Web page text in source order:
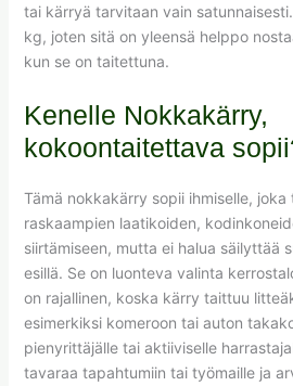
tai kärryä tarvitaan vain
kg, joten sitä on yleensä helppo
kun se on taitettuna.
Kenelle Nokkakärry,
kokoontaitettava
Tämä nokkakärry sopii ihmiselle,
raskaampien laatikoiden,
siirtämiseen, mutta ei halua säilyttää
esillä. Se on luonteva valinta
on rajallinen, koska kärry taittuu
esimerkiksi komeroon tai auton
pienyrittäjälle tai aktiiviselle
tavaraa tapahtumiin tai työmaille ja